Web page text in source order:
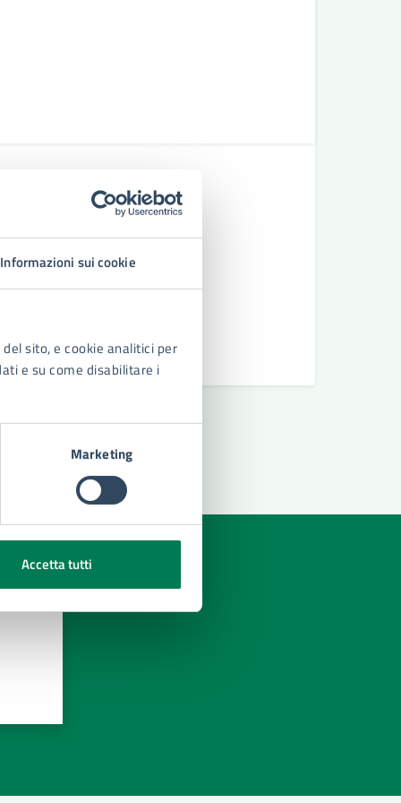
Informazioni sui cookie
sito, e cookie analitici per
e su come disabilitare i
Marketing
Accetta tutti
Parrocchia San Metodio
Chiesa cattolica
LEGGI DI PIÙ